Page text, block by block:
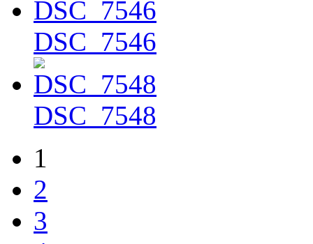
DSC_7546
DSC_7548
1
2
3